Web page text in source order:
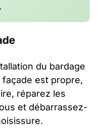
du bardage
façade est propre,
réparez les
et débarrassez-